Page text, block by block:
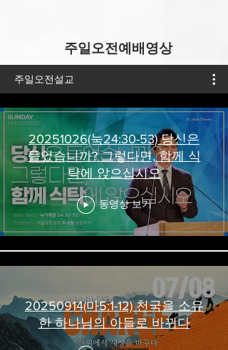
​주일오전예배영상
주일오전설교
20251026(눅24:30-53) 당신은
들었습니까? 그렇다면, 함께 식
탁에 앉으십시오
동영상 보기
20250914(마5:1-12) 천국을 소유
한 하나님의 아들로 바뀌다